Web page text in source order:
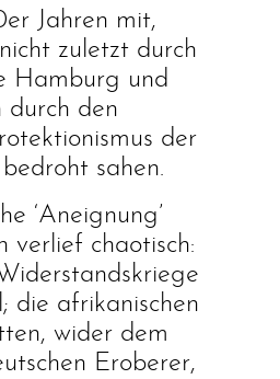
Jahren mit,
zuletzt durch
Hamburg und
durch den
der
sahen.
‘Aneignung’
verlief chaotisch:
die afrikanischen
wider dem
Eroberer,